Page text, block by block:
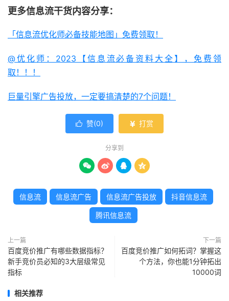
更多信息流干货内容分享：
「信息流优化师必备技能地图」免费领取！
@优化师：2023【信息流必备资料大全】，免费领
取！！！
巨量引擎广告投放，一定要搞清楚的7个问题！
 赞(0)  打赏
分享到
   
信息流 信息流广告 信息流广告投放 抖音信息流
腾讯信息流
上一篇
百度竞价推广有哪些数据指标？
新手竞价员必知的3大层级常见
指标
下一篇
百度竞价推广如何拓词？掌握这
个方法，你也能1分钟拓出
10000词
相关推荐